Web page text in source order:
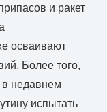
и ракет
осваивают
Более того,
недавнем
испытать